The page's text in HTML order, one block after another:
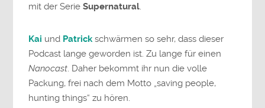
mit der SerieSupernatural.
Kai und Patrickschwärmen so sehr, dass dieser
Podcast lange geworden ist. Zu lange für einen
Nanocast. Daher bekommt ihr nun die volle
Packung, frei nach dem Motto „saving people,
hunting things“ zu hören.